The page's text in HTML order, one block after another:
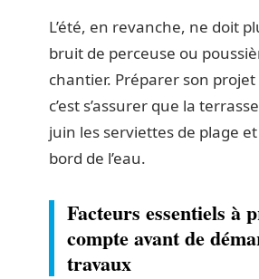
L’été, en revanche, ne doit
bruit de perceuse ou
chantier. Préparer son projet
c’est s’assurer que la
juin les serviettes de plage
bord de l’eau.
Facteurs essentiels à
compte avant de
travaux